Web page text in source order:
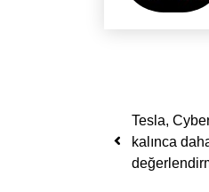
Yazı
Tesla,
kalınca